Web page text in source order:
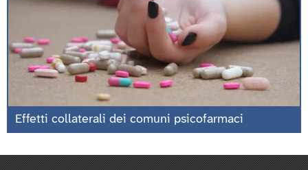
Effetti collaterali dei comuni psicofarmaci